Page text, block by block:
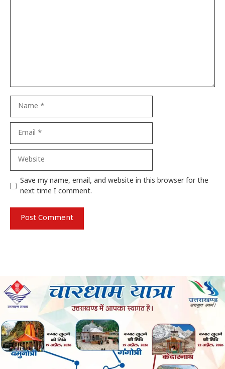
Save my name, email, and website in this browser for the
next time I comment.